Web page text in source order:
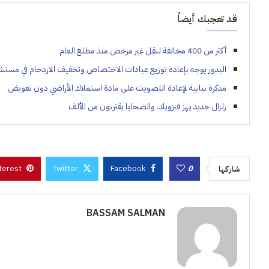
قد تعجبك أيضاً
أكثر من 400 مخالفة لنقل غير مرخص منذ مطلع العام
البدور يوجه بإعادة توزيع عيادات الاختصاص وتخفيف الازدحام في
مذكرة نيابية لإعادة التصويت على مادة استملاك الأراضي دون تعويض
زلزال جديد يهز فنزويلا.. والضحايا يقتربون من الألف
شاركها 0
Facebook
Twitter
BASSAM SALMAN